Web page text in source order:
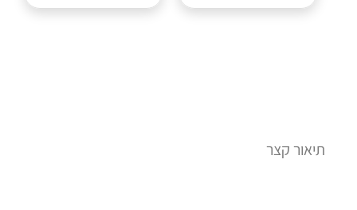
תיאור קצר